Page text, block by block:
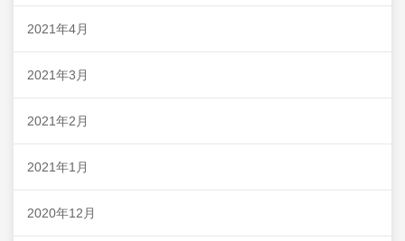
2021年4月
2021年3月
2021年2月
2021年1月
2020年12月